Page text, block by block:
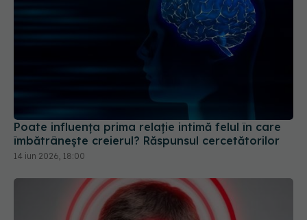
Poate influența prima relație intimă felul în care
îmbătrânește creierul? Răspunsul cercetătorilor